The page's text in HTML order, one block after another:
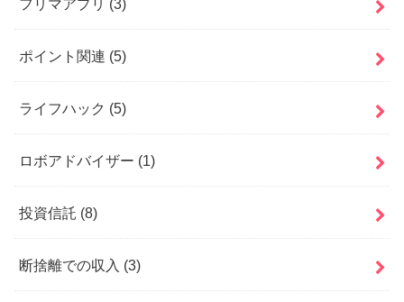
フリマアプリ (3)
ポイント関連 (5)
ライフハック (5)
ロボアドバイザー (1)
投資信託 (8)
断捨離での収入 (3)